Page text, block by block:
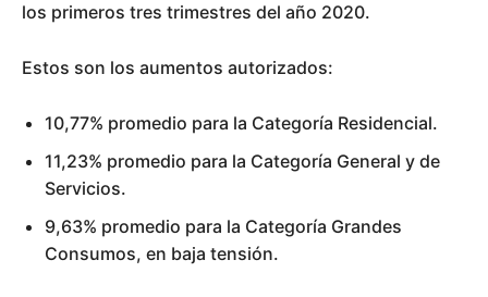
los primeros tres trimestres del año 2020.
Estos son los aumentos autorizados:
10,77% promedio para la Categoría Residencial.
11,23% promedio para la Categoría General y de
Servicios.
9,63% promedio para la Categoría Grandes
Consumos, en baja tensión.